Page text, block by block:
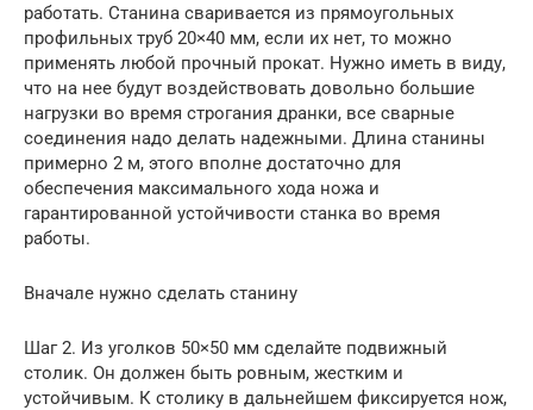
работать. Станина сваривается из прямоугольных
профильных труб 20×40 мм, если их нет, то можно
применять любой прочный прокат. Нужно иметь в виду,
что на нее будут воздействовать довольно большие
нагрузки во время строгания дранки, все сварные
соединения надо делать надежными. Длина станины
примерно 2 м, этого вполне достаточно для
обеспечения максимального хода ножа и
гарантированной устойчивости станка во время
работы.
Вначале нужно сделать станину
Шаг 2. Из уголков 50×50 мм сделайте подвижный
столик. Он должен быть ровным, жестким и
устойчивым. К столику в дальнейшем фиксируется нож,